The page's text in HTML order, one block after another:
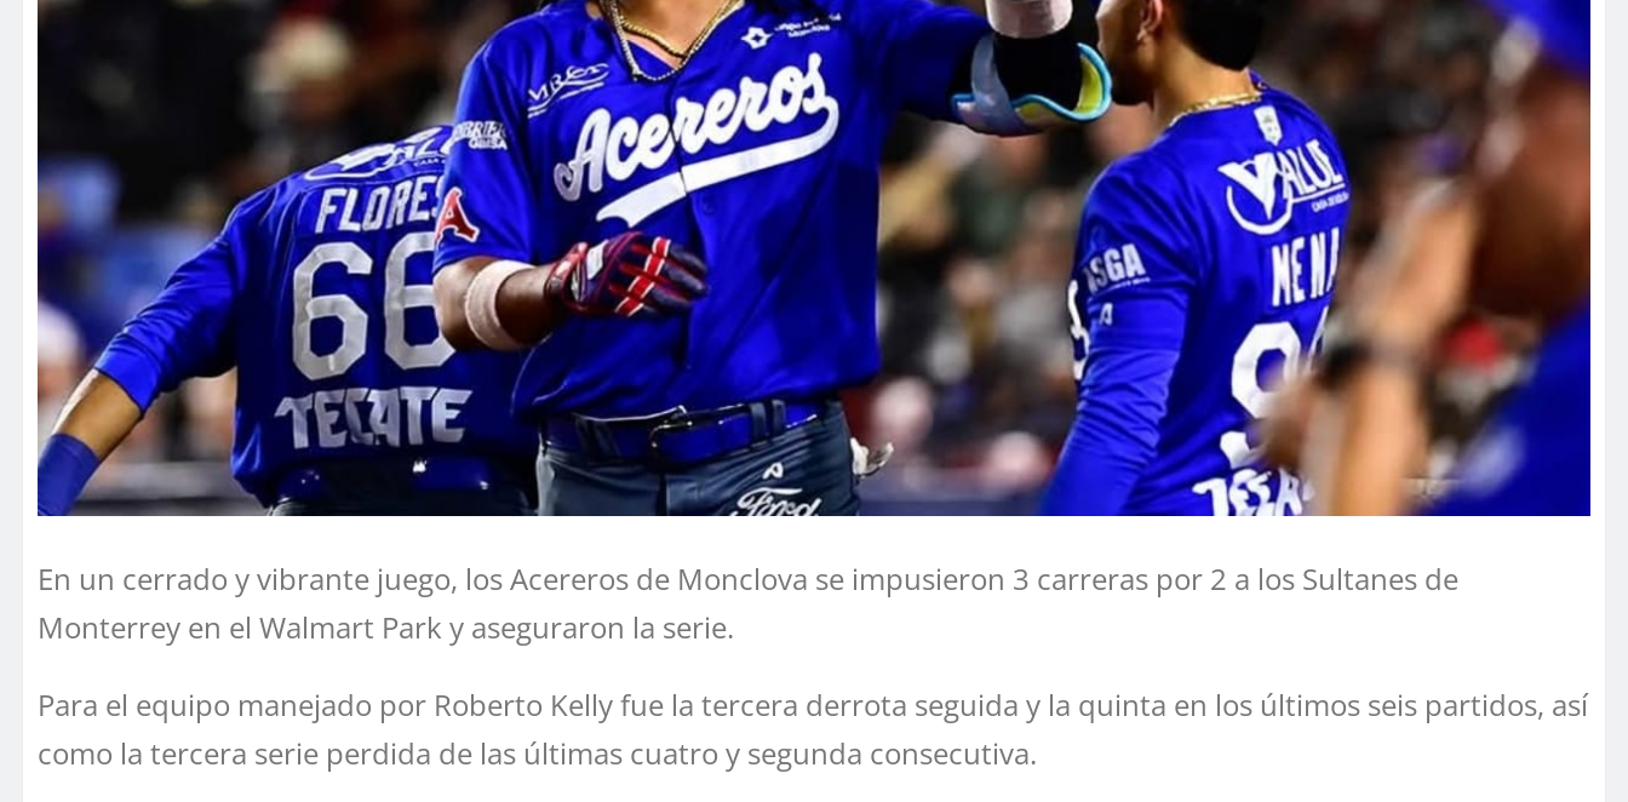
En un cerrado y vibrante juego, los Acereros de Monclova se impusieron 3 carreras por 2 a los Sultanes de
Monterrey en el Walmart Park y aseguraron la serie.
Para el equipo manejado por Roberto Kelly fue la tercera derrota seguida y la quinta en los últimos seis partidos, así
como la tercera serie perdida de las últimas cuatro y segunda consecutiva.